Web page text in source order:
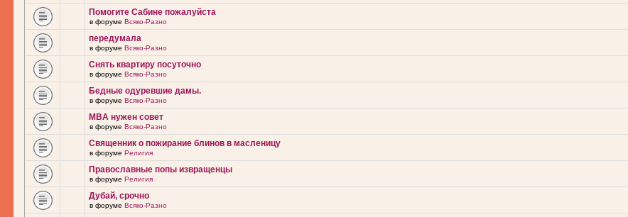
Помогите Сабине пожалуйста
в форуме Всяко-Разно
передумала
в форуме Всяко-Разно
Снять квартиру посуточно
в форуме Всяко-Разно
Бедные одуревшие дамы.
в форуме Всяко-Разно
MBA нужен совет
в форуме Всяко-Разно
Священник о пожирание блинов в масленицу
в форуме Религия
Православные попы извращенцы
в форуме Религия
Дубай, срочно
в форуме Всяко-Разно